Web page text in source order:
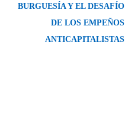
BURGUESÍA Y EL DESAFÍO
DE LOS EMPEÑOS
ANTICAPITALISTAS